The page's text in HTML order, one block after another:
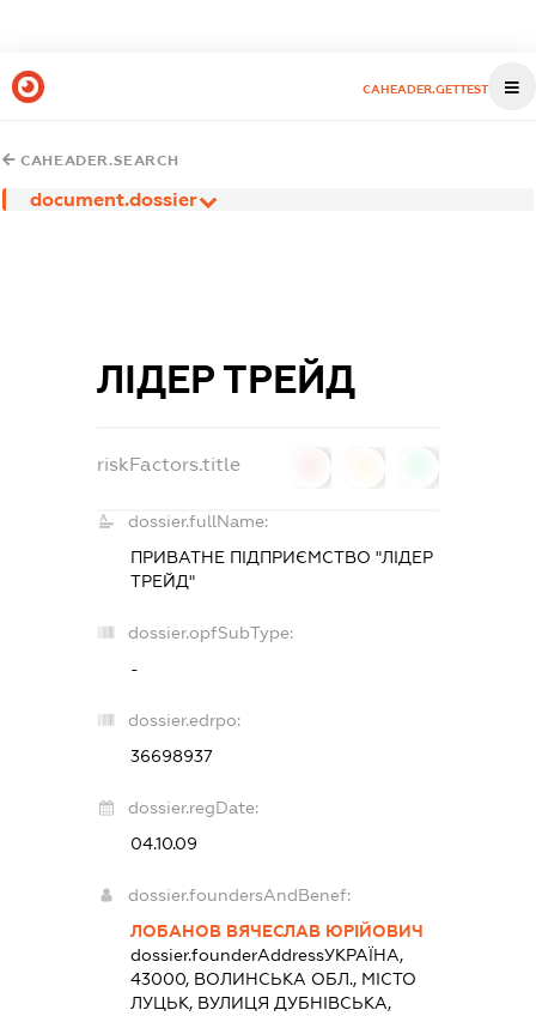
CAHEADER.GETTEST
CAHEADER.SEARCH
document.dossier
ЛІДЕР ТРЕЙД
riskFactors.title
dossier.fullName:
ПРИВАТНЕ ПІДПРИЄМСТВО "ЛІДЕР
ТРЕЙД"
dossier.opfSubType:
-
dossier.edrpo:
36698937
dossier.regDate:
04.10.09
dossier.foundersAndBenef:
ЛОБАНОВ ВЯЧЕСЛАВ ЮРІЙОВИЧ
dossier.founderAddressУКРАЇНА,
43000, ВОЛИНСЬКА ОБЛ., МІСТО
ЛУЦЬК, ВУЛИЦЯ ДУБНІВСЬКА,